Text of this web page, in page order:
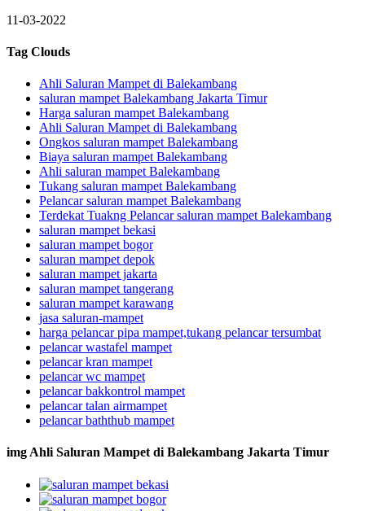
11-03-2022
Tag Clouds
Ahli Saluran Mampet di Balekambang
saluran mampet Balekambang Jakarta Timur
Harga saluran mampet Balekambang
Ahli Saluran Mampet di Balekambang
Ongkos saluran mampet Balekambang
Biaya saluran mampet Balekambang
Ahli saluran mampet Balekambang
Tukang saluran mampet Balekambang
Pelancar saluran mampet Balekambang
Terdekat Tuakng Pelancar saluran mampet Balekambang
saluran mampet bekasi
saluran mampet bogor
saluran mampet depok
saluran mampet jakarta
saluran mampet tangerang
saluran mampet karawang
jasa saluran-mampet
harga pelancar pipa mampet,tukang pelancar tersumbat
pelancar wastafel mampet
pelancar kran mampet
pelancar wc mampet
pelancar bakkontrol mampet
pelancar talan airmampet
pelancar baththub mampet
img Ahli Saluran Mampet di Balekambang Jakarta Timur